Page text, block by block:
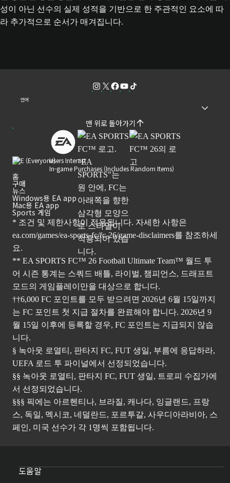
성이 아닌 선수의 실제 성적을 기반으로 한 주관적인 요소에 따
라 추가적으로 순서가 매겨집니다.
언어
맨 위로 돌아가기
Users Interact
In-game Purchases (Includes Random Items)
홈
구매
뉴스
Windows용 EA app
Mac용 EA app
Sports 게임
* 조건 및 제한사항이 적용됩니다. 자세한 사항은
ea.com/games/ea-sports-fc/fc-26/game-disclaimers를 참조하세
요.
** EA SPORTS FC™ 26 Football Ultimate Team™ 월드 투
어 시즌 통계는 스쿼드 배틀, 라이벌, 챔피언스, 드래프트
모드의 게임플레이만을 대상으로 합니다.
††6,000 FC 포인트를 모두 받으려면 2026년 6월 15일까지
는 FC 포인트 첫 지급 절차를 완료해야 합니다. 2026년 9
월 15일 이후에 등록할 경우, FC 포인트는 지급되지 않습
니다.
§ 녹아웃 로열티, 판타지 FC, FUT 생일, 부름에 응답하라,
UEFA 로드 투 파이널에서 선정되었습니다.
§§ 녹아웃 로열티, 판타지 FC, FUT 생일, 트로피 수집가에
서 선정되었습니다.
§§§ 픽에는 아르헨티나, 브라질, 캐나다, 잉글랜드, 프랑
스, 독일, 멕시코, 네덜란드, 포르투갈, 사우디아라비아, 스
페인, 미국 선수가 각 1명씩 포함됩니다.
도움말